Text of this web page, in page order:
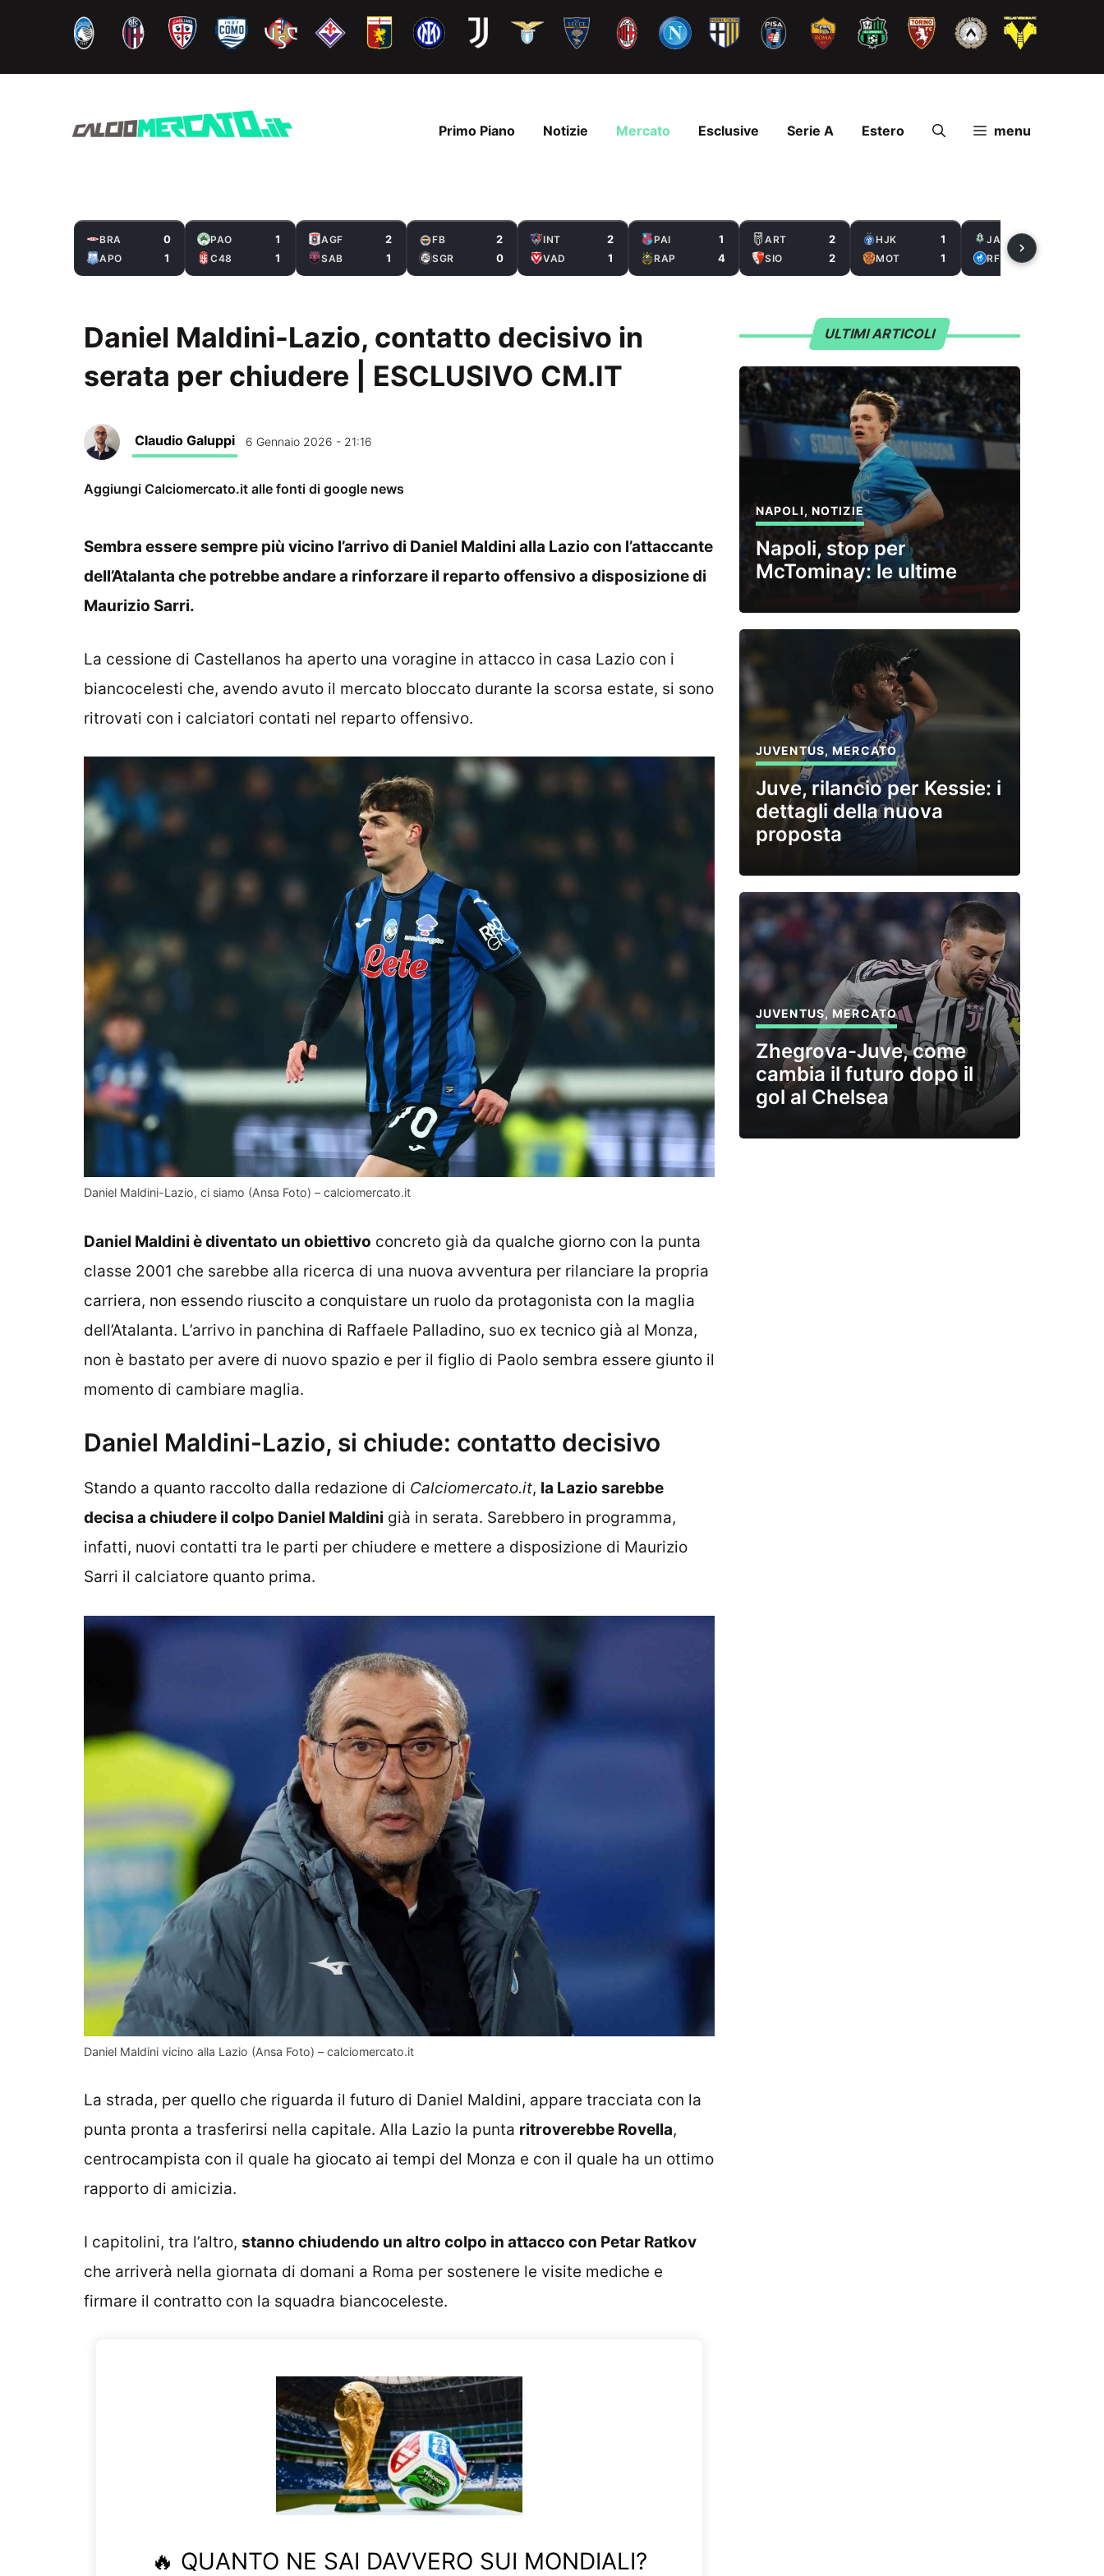
contenuto
Primo Piano Notizie Mercato Esclusive Serie A Estero menu
BRA 0
APO 1
PAO 1
C48 1
AGF 2
SAB 1
FB 2
SGR 0
INT 2
VAD 1
PAI 1
RAP 4
ART 2
SIO 2
HJK 1
MOT 1
JAB
RFS
Daniel Maldini-Lazio, contatto decisivo in
serata per chiudere | ESCLUSIVO CM.IT
Claudio Galuppi 6 Gennaio 2026 - 21:16
Aggiungi Calciomercato.it alle fonti di google news
Sembra essere sempre più vicino l’arrivo di Daniel Maldini alla Lazio con l’attaccante
dell’Atalanta che potrebbe andare a rinforzare il reparto offensivo a disposizione di
Maurizio Sarri.
La cessione di Castellanos ha aperto una voragine in attacco in casa Lazio con i
biancocelesti che, avendo avuto il mercato bloccato durante la scorsa estate, si sono
ritrovati con i calciatori contati nel reparto offensivo.
Daniel Maldini-Lazio, ci siamo (Ansa Foto) – calciomercato.it
Daniel Maldini è diventato un obiettivo concreto già da qualche giorno con la punta
classe 2001 che sarebbe alla ricerca di una nuova avventura per rilanciare la propria
carriera, non essendo riuscito a conquistare un ruolo da protagonista con la maglia
dell’Atalanta. L’arrivo in panchina di Raffaele Palladino, suo ex tecnico già al Monza,
non è bastato per avere di nuovo spazio e per il figlio di Paolo sembra essere giunto il
momento di cambiare maglia.
Daniel Maldini-Lazio, si chiude: contatto decisivo
Stando a quanto raccolto dalla redazione di Calciomercato.it, la Lazio sarebbe
decisa a chiudere il colpo Daniel Maldini già in serata. Sarebbero in programma,
infatti, nuovi contatti tra le parti per chiudere e mettere a disposizione di Maurizio
Sarri il calciatore quanto prima.
Daniel Maldini vicino alla Lazio (Ansa Foto) – calciomercato.it
La strada, per quello che riguarda il futuro di Daniel Maldini, appare tracciata con la
punta pronta a trasferirsi nella capitale. Alla Lazio la punta ritroverebbe Rovella,
centrocampista con il quale ha giocato ai tempi del Monza e con il quale ha un ottimo
rapporto di amicizia.
I capitolini, tra l’altro, stanno chiudendo un altro colpo in attacco con Petar Ratkov
che arriverà nella giornata di domani a Roma per sostenere le visite mediche e
firmare il contratto con la squadra biancoceleste.
🔥 QUANTO NE SAI DAVVERO SUI MONDIALI?
ULTIMI ARTICOLI
NAPOLI, NOTIZIE
Napoli, stop per
McTominay: le ultime
JUVENTUS,MERCATO
Juve, rilancio per Kessie: i
dettagli della nuova
proposta
JUVENTUS,MERCATO
Zhegrova-Juve, come
cambia il futuro dopo il
gol al Chelsea